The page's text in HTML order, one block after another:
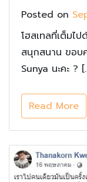
Posted on
โฮสเทลที่เต็มไป
สนุกสนาน ขอ
Sunya นะคะ ?
Read More